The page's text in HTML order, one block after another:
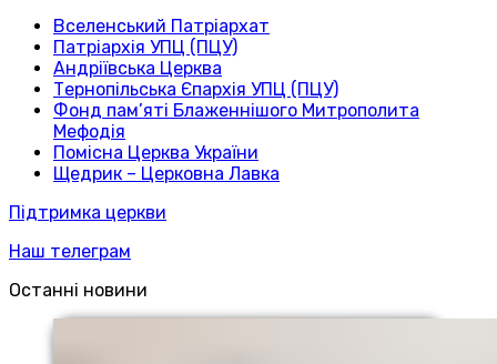
Вселенський Патріархат
Патріархія УПЦ (ПЦУ)
Андріївська Церква
Тернопільська Єпархія УПЦ (ПЦУ)
Фонд пам’яті Блаженнішого Митрополита
Мефодія
Помісна Церква України
Щедрик – Церковна Лавка
Підтримка церкви
Наш телеграм
Останні новини